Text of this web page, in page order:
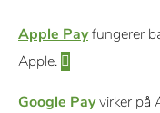
Apple Payfungerer
Apple.
Google Payvirker på